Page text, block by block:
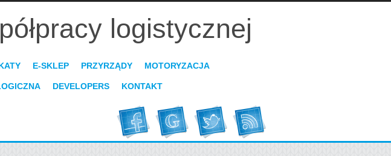
logistycznej
E-SKLEP PRZYRZĄDY MOTORYZACJA
DEVELOPERS KONTAKT